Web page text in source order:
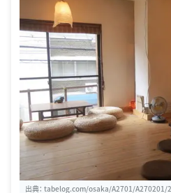
出典： tabelog.com/osaka/A2701/